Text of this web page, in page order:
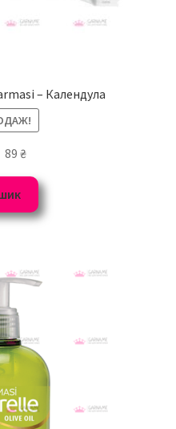
– Календула
89₴